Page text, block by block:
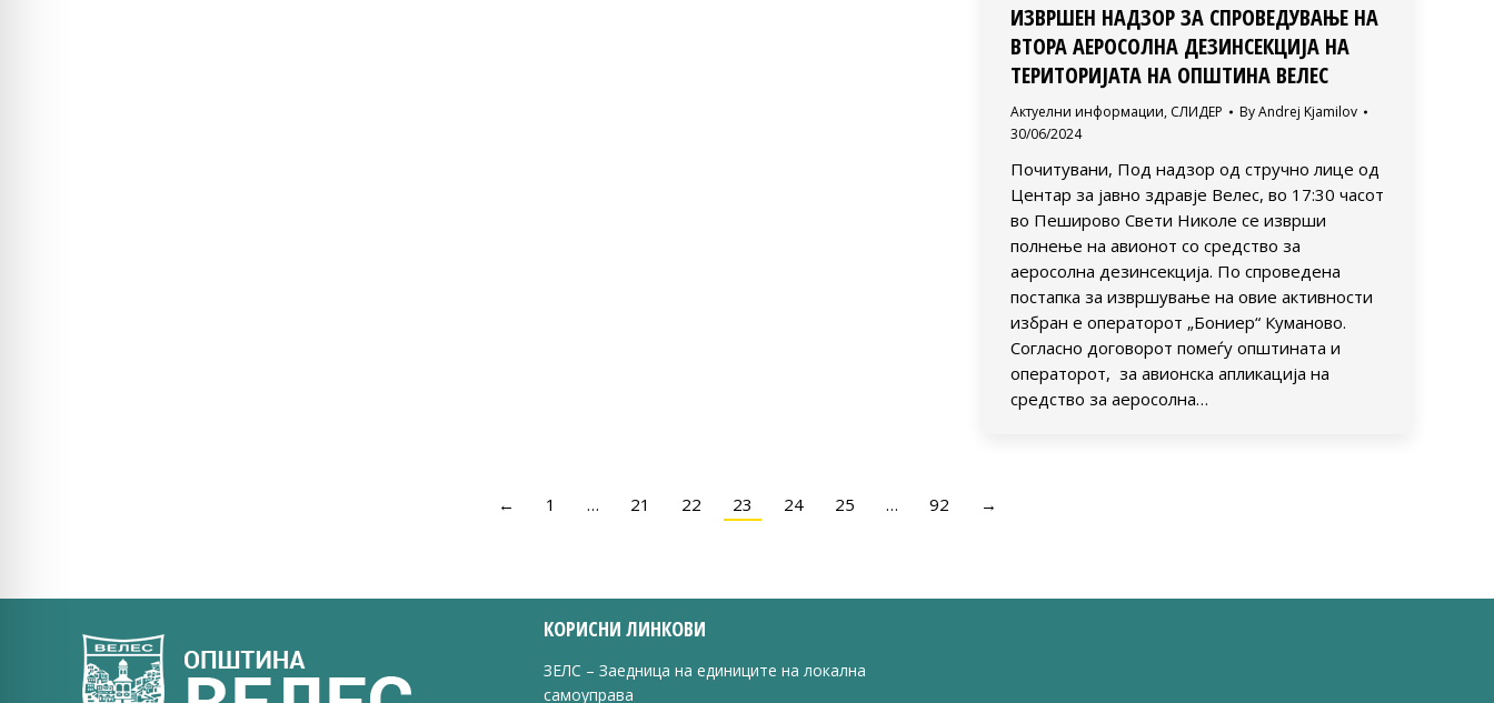
ИЗВРШЕН НАДЗОР ЗА СПРОВЕДУВАЊЕ НА
ВТОРА АЕРОСОЛНА ДЕЗИНСЕКЦИЈА НА
ТЕРИТОРИЈАТА НА ОПШТИНА ВЕЛЕС
Актуелни информации, СЛИДЕР ByAndrej Kjamilov
30/06/2024
Почитувани, Под надзор од стручно лице од
Центар за јавно здравје Велес, во 17:30 часот
во Пеширово Свети Николе се изврши
полнење на авионот со средство за
аеросолна дезинсекција. По спроведена
постапка за извршување на овие активности
избран е операторот „Бониер“ Куманово.
Согласно договорот помеѓу општината и
операторот, за авионска апликација на
средство за аеросолна…
← 1 … 21 22 23 24 25 … 92 →
КОРИСНИ ЛИНКОВИ
ЗЕЛС – Заедница на единиците на локална
самоуправа